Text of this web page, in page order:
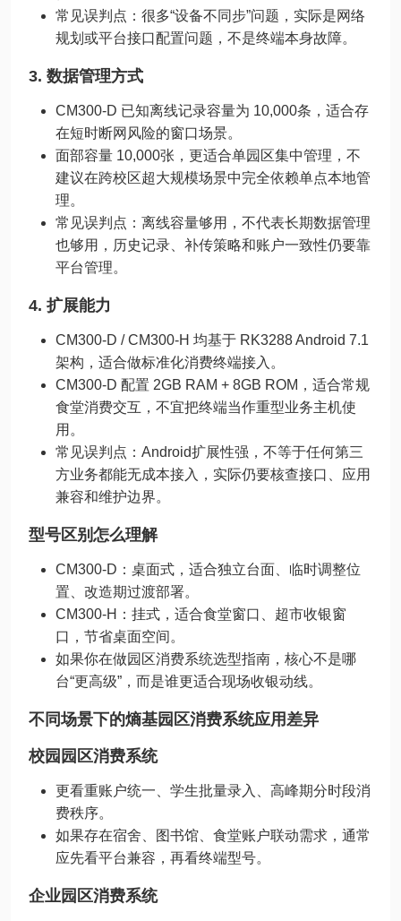
常见误判点：很多“设备不同步”问题，实际是网络
规划或平台接口配置问题，不是终端本身故障。
3. 数据管理方式
CM300-D 已知离线记录容量为 10,000条，适合存
在短时断网风险的窗口场景。
面部容量 10,000张，更适合单园区集中管理，不
建议在跨校区超大规模场景中完全依赖单点本地管
理。
常见误判点：离线容量够用，不代表长期数据管理
也够用，历史记录、补传策略和账户一致性仍要靠
平台管理。
4. 扩展能力
CM300-D / CM300-H 均基于 RK3288 Android 7.1
架构，适合做标准化消费终端接入。
CM300-D 配置 2GB RAM + 8GB ROM，适合常规
食堂消费交互，不宜把终端当作重型业务主机使
用。
常见误判点：Android扩展性强，不等于任何第三
方业务都能无成本接入，实际仍要核查接口、应用
兼容和维护边界。
型号区别怎么理解
CM300-D：桌面式，适合独立台面、临时调整位
置、改造期过渡部署。
CM300-H：挂式，适合食堂窗口、超市收银窗
口，节省桌面空间。
如果你在做园区消费系统选型指南，核心不是哪
台“更高级”，而是谁更适合现场收银动线。
不同场景下的熵基园区消费系统应用差异
校园园区消费系统
更看重账户统一、学生批量录入、高峰期分时段消
费秩序。
如果存在宿舍、图书馆、食堂账户联动需求，通常
应先看平台兼容，再看终端型号。
企业园区消费系统